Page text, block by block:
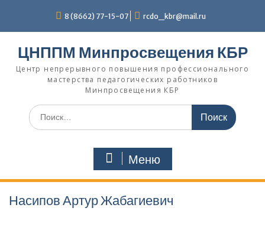
содержимому
8 (8662) 77-15-07 rcdo_kbr@mail.ru
ЦНППМ Минпросвещения КБР
Центр непрерывного повышения профессионального
мастерства педагогических работников
Минпросвещения КБР
Искать:
Меню
Насипов Артур Жабагиевич